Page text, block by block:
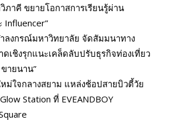
าคี ขยายโอกาสการเรียนรู้ผ่าน
Influencer”
ลงกรณ์มหาวิทยาลัย จัดสัมมนาทาง
เชิงรุกแนะเคล็ดลับปรับธุรกิจท่องเที่ยว
ายนาน”
ม่ใจกลางสยาม แหล่งช้อปสายบิวตี้วัย
Station ที่ EVEANDBOY